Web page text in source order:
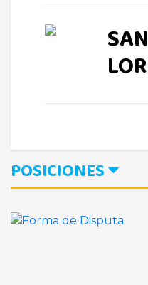
SAN
POSICIONES